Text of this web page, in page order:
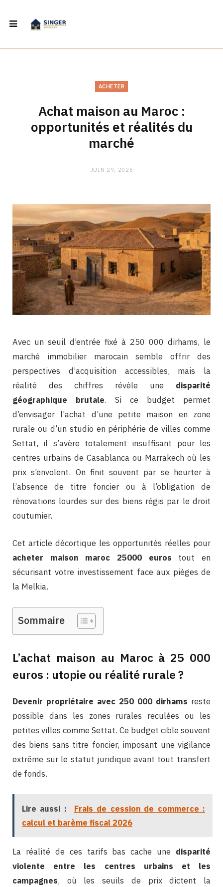
ACHETER
Achat maison au Maroc :
opportunités et réalités du
marché
JUIN 29, 2026
Avec un seuil d’entrée fixé à 250 000 dirhams, le
marché immobilier marocain semble offrir des
perspectives d’acquisition accessibles, mais la
réalité des chiffres révèle une disparité
géographique brutale. Si ce budget permet
d’envisager l’achat d’une petite maison en zone
rurale ou d’un studio en périphérie de villes comme
Settat, il s’avère totalement insuffisant pour les
centres urbains de Casablanca ou Marrakech où les
prix s’envolent. On finit souvent par se heurter à
l’absence de titre foncier ou à l’obligation de
rénovations lourdes sur des biens régis par le droit
coutumier.
Cet article décortique les opportunités réelles pour
acheter maison maroc 25000 euros tout en
sécurisant votre investissement face aux pièges de
la Melkia.
Sommaire
L’achat maison au Maroc à 25 000
euros : utopie ou réalité rurale ?
Devenir propriétaire avec 250 000 dirhams reste
possible dans les zones rurales reculées ou les
petites villes comme Settat. Ce budget cible souvent
des biens sans titre foncier, imposant une vigilance
extrême sur le statut juridique avant tout transfert
de fonds.
Lire aussi :
Frais de cession de commerce :
calcul et barème fiscal 2026
La réalité de ces tarifs bas cache une disparité
violente entre les centres urbains et les
campagnes, où les seuils de prix dictent la